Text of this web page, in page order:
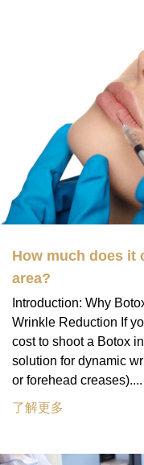
How much does it
area?
Introduction: Why
Wrinkle Reduction If
cost to shoot a Botox
solution for dynamic
or forehead creases)....
了解更多